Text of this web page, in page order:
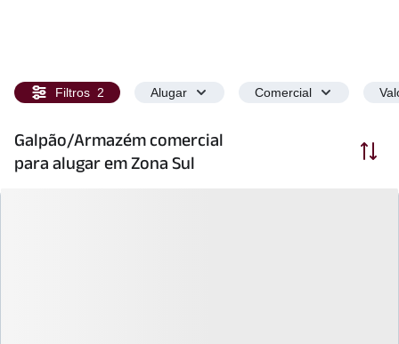
Filtros 2 Alugar Comercial
Galpão/Armazém comercial
para alugar em Zona Sul
Ordenar